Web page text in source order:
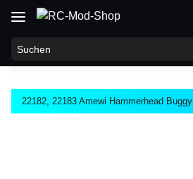
22182, 22183 Amewi Hammerhead Buggy